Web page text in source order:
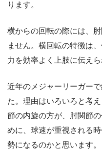
ります。
横からの回転の際には、
ません。横回転の特徴は
力を効率よく上肢に伝えら
近年のメジャーリーガー
た。理由はいろいろと考
節の内旋の方が、肘関節
めに、球速が重視される
勢になるのかと思います。